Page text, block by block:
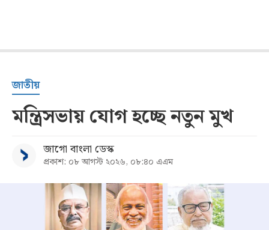
জাতীয়
মন্ত্রিসভায় যোগ হচ্ছে নতুন মুখ
জাগো বাংলা ডেস্ক
প্রকাশ: ০৮ আগস্ট ২০২৬, ০৮:৪০ এএম